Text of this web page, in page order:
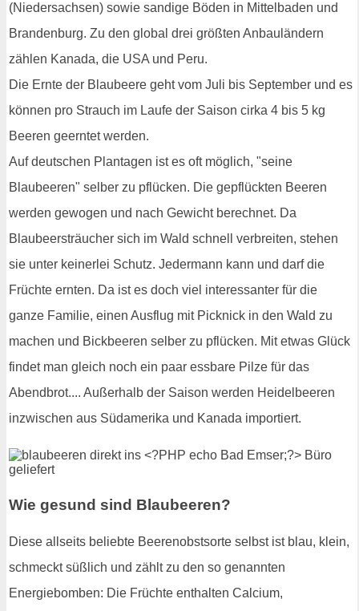
(Niedersachsen) sowie sandige Böden in Mittelbaden und
Brandenburg. Zu den global drei größten Anbauländern
zählen Kanada, die USA und Peru.
Die Ernte der Blaubeere geht vom Juli bis September und es
können pro Strauch im Laufe der Saison cirka 4 bis 5 kg
Beeren geerntet werden.
Auf deutschen Plantagen ist es oft möglich, "seine
Blaubeeren" selber zu pflücken. Die gepflückten Beeren
werden gewogen und nach Gewicht berechnet. Da
Blaubeersträucher sich im Wald schnell verbreiten, stehen
sie unter keinerlei Schutz. Jedermann kann und darf die
Früchte ernten. Da ist es doch viel interessanter für die
ganze Familie, einen Ausflug mit Picknick in den Wald zu
machen und Bickbeeren selber zu pflücken. Mit etwas Glück
findet man gleich noch ein paar essbare Pilze für das
Abendbrot.... Außerhalb der Saison werden Heidelbeeren
inzwischen aus Südamerika und Kanada importiert.
Wie gesund sind Blaubeeren?
Diese allseits beliebte Beerenobstsorte selbst ist blau, klein,
schmeckt süßlich und zählt zu den so genannten
Energiebomben: Die Früchte enthalten Calcium,